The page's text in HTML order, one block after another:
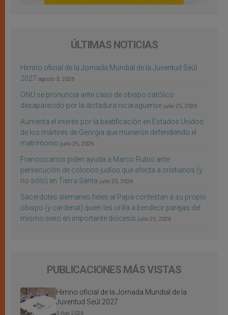
ÚLTIMAS NOTICIAS
Himno oficial de la Jornada Mundial de la Juventud Seúl
2027 agosto 3, 2026
ONU se pronuncia ante caso de obispo católico
desaparecido por la dictadura nicaragüense julio 25, 2026
Aumenta el interés por la beatificación en Estados Unidos
de los mártires de Georgia que murieron defendiendo el
matrimonio julio 25, 2026
Franciscanos piden ayuda a Marco Rubio ante
persecución de colonos judíos que afecta a cristianos (y
no sólo) en Tierra Santa julio 25, 2026
Sacerdotes alemanes fieles al Papa contestan a su propio
obispo (y cardenal) quien les orilla a bendecir parejas del
mismo sexo en importante diócesis julio 25, 2026
PUBLICACIONES MÁS VISTAS
Himno oficial de la Jornada Mundial de la
Juventud Seúl 2027
3 Ago 2026